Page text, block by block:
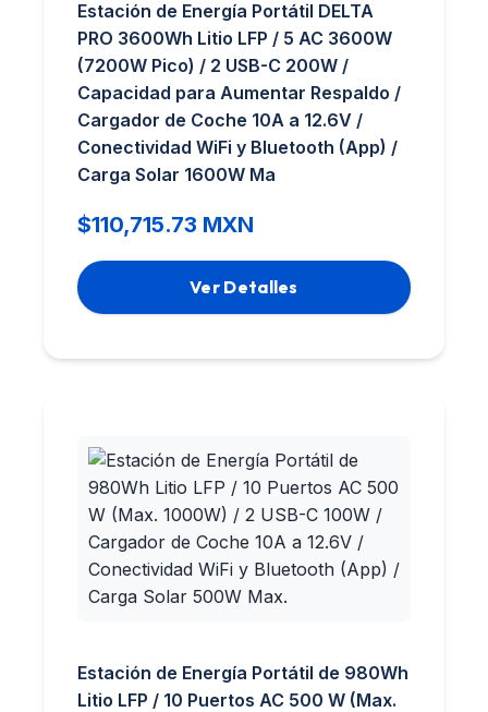
Estación de Energía Portátil DELTA
PRO 3600Wh Litio LFP / 5 AC 3600W
(7200W Pico) / 2 USB-C 200W /
Capacidad para Aumentar Respaldo /
Cargador de Coche 10A a 12.6V /
Conectividad WiFi y Bluetooth (App) /
Carga Solar 1600W Ma
$110,715.73 MXN
Ver Detalles
Estación de Energía Portátil de 980Wh
Litio LFP / 10 Puertos AC 500 W (Max.